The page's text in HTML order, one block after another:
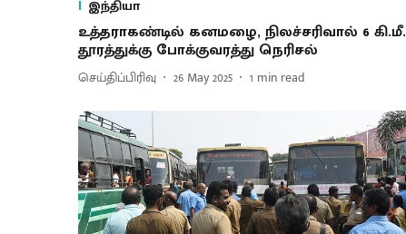
இந்தியா
உத்​த​ராகண்​டில்​ க​னமழை, நிலச்​சரி​வால்​ 6 கி.மீ.
தூரத்​துக்​கு போக்​கு​வரத்​து நெரிசல்​
செய்திப்பிரிவு 26 May 2025 1 min read